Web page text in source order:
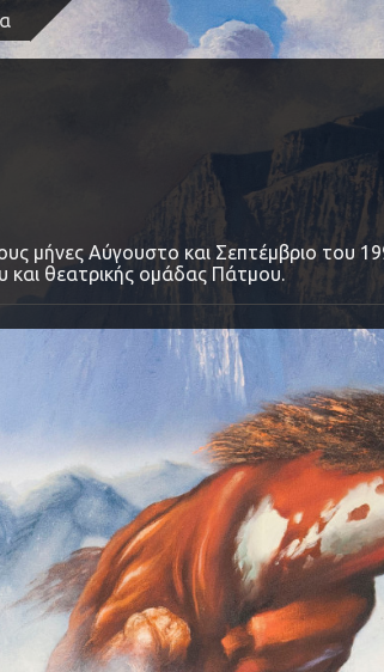
μήνες Αύγουστο και Σεπτέμβριο του
θεατρικής ομάδας Πάτμου.